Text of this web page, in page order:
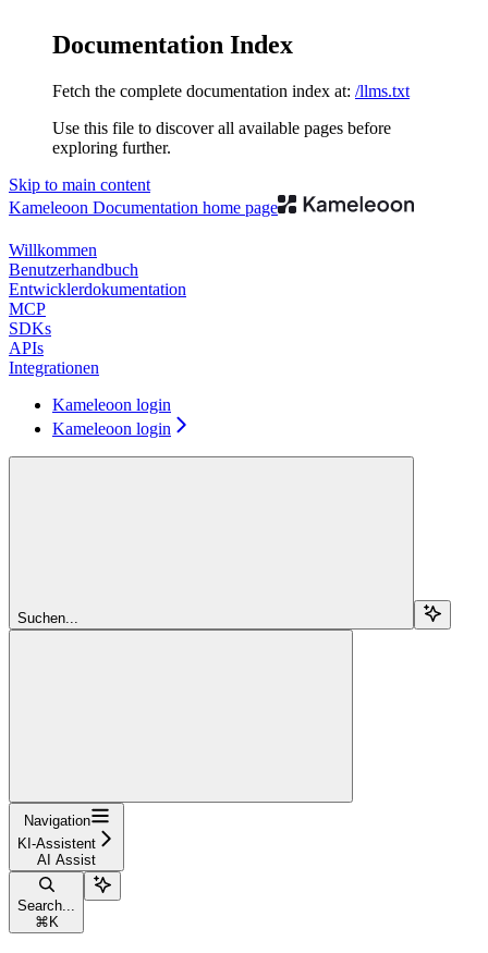
Documentation Index
Fetch the complete documentation index at: /llms.txt
Use this file to discover all available pages before
exploring further.
Skip to main content
Kameleoon Documentation home page
Willkommen
Benutzerhandbuch
Entwicklerdokumentation
MCP
SDKs
APIs
Integrationen
Kameleoon login
Kameleoon login
Suchen...
Navigation
KI-Assistent
AI Assist
Search...
⌘ K